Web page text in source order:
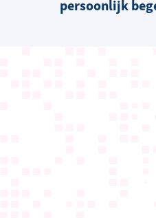
persoonlijk